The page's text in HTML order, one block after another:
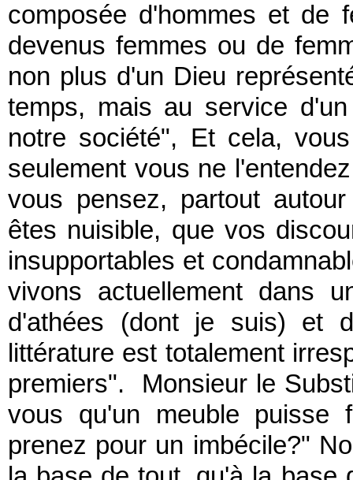
composée d'hommes et de
devenus femmes ou de
non plus d'un Dieu
temps, mais au service
notre société", Et cela,
seulement vous ne
vous pensez, partout
êtes nuisible, que vos
insupportables et
vivons actuellement dans
d'athées (dont je suis) et
littérature est totalement
premiers". Monsieur le
vous qu'un meuble puisse
prenez pour un imbécile?"